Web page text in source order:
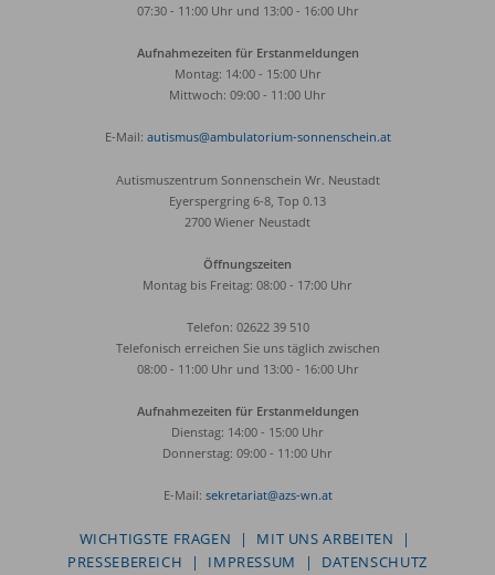
07:30 - 11:00 Uhr und 13:00 - 16:00 Uhr
Aufnahmezeiten für Erstanmeldungen
Montag: 14:00 - 15:00 Uhr
Mittwoch: 09:00 - 11:00 Uhr
E-Mail: autismus@ambulatorium-sonnenschein.at
Autismuszentrum Sonnenschein Wr. Neustadt
Eyerspergring 6-8, Top 0.13
2700 Wiener Neustadt
Öffnungszeiten
Montag bis Freitag: 08:00 - 17:00 Uhr
Telefon: 02622 39 510
Telefonisch erreichen Sie uns täglich zwischen
08:00 - 11:00 Uhr und 13:00 - 16:00 Uhr
Aufnahmezeiten für Erstanmeldungen
Dienstag: 14:00 - 15:00 Uhr
Donnerstag: 09:00 - 11:00 Uhr
E-Mail: sekretariat@azs-wn.at
WICHTIGSTE FRAGEN | MIT UNS ARBEITEN
|
PRESSEBEREICH
| IMPRESSUM | DATENSCHUTZ